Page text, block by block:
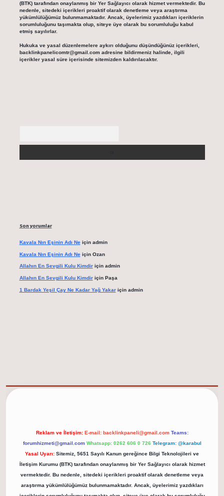
(BTK) tarafından onaylanmış bir Yer Sağlayıcı olarak hizmet vermektedir. Bu
nedenle, sitedeki içerikleri proaktif olarak denetleme veya araştırma
yükümlülüğümüz bulunmamaktadır. Ancak, üyelerimiz yazdıkları içeriklerin
sorumluluğunu taşımakta olup, siteye üye olarak bu sorumluluğu kabul
etmiş sayılırlar.
Hukuka ve yasal düzenlemelere aykırı olduğunu düşündüğünüz içerikleri,
backlinkpanelicomtr@gmail.comadresine bildirmeniz halinde, ilgili
içerikler yasal süre içerisinde sitemizden kaldırılacaktır.
Son yorumlar
Kavala Nın Eşinin Adı Neiçin admin
Kavala Nın Eşinin Adı Neiçin Ozan
Allahın En Sevgili Kulu Kimdiriçin admin
Allahın En Sevgili Kulu Kimdiriçin Paşa
1 Bardak Yeşil Çay Ne Kadar Yağ Yakariçin admin
Reklam ve İletişim: E-mail: backlinkpaneli@gmail.com Teams:
forumhizmeti@gmail.com Whatsapp: 0262 606 0 726 Telegram: @karabul
Yasal Uyarı: Sitemiz, 5651 Sayılı Kanun gereğince Bilgi Teknolojileri ve
İletişim Kurumu (BTK) tarafından onaylanmış bir Yer Sağlayıcı olarak hizmet
vermektedir. Bu nedenle, sitedeki içerikleri proaktif olarak denetleme veya
araştırma yükümlülüğümüz bulunmamaktadır. Ancak, üyelerimiz yazdıkları